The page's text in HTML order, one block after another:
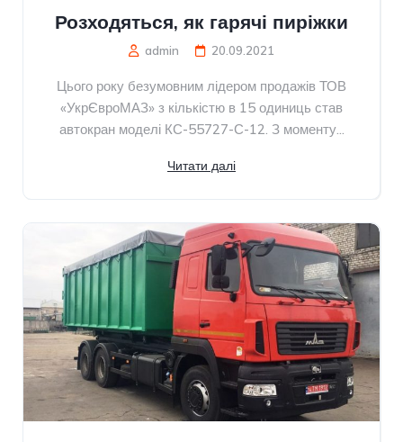
Розходяться, як гарячі пиріжки
admin 20.09.2021
Цього року безумовним лідером продажів ТОВ
«УкрЄвроМАЗ» з кількістю в 15 одиниць став
автокран моделі КС-55727-С-12. З моменту...
Читати далі